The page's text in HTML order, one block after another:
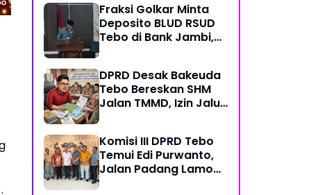
Jambi
Fraksi Golkar Minta
Deposito BLUD RSUD
Tebo di Bank Jambi,
Perintis
DPRD Desak Bakeuda
Tebo Bereskan SHM
Jalan TMMD, Izin Jalur
Komisi III DPRD Tebo
Temui Edi Purwanto,
Jalan Padang Lamo